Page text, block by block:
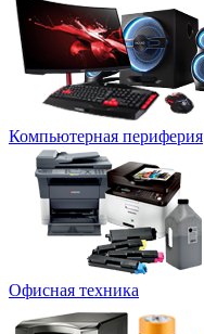
Компьютерная периферия
Офисная техника